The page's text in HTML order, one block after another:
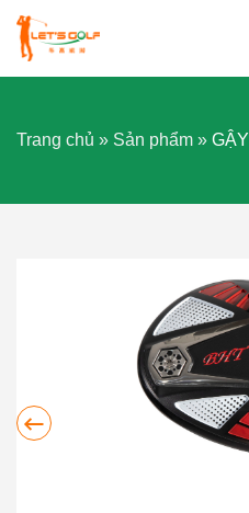
content
Trang chủ » Sản phẩm »